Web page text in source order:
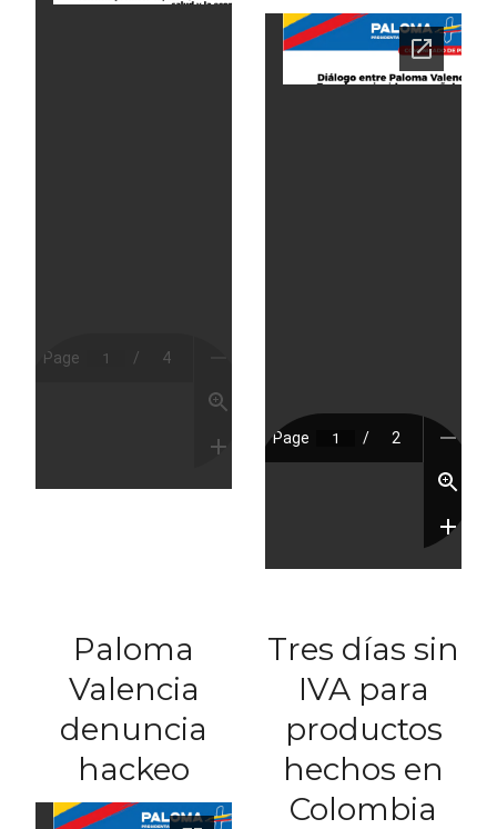
Paloma
Valencia
denuncia
hackeo
Tres días sin
IVA para
productos
hechos en
Colombia